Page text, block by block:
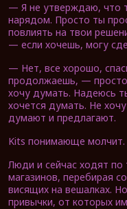
— Я не утверждаю, что
нарядом. Просто ты
повлиять на твои
— если хочешь, могу
— Нет, все хорошо,
продолжаешь, — просто
хочу думать. Надеюсь
хочется думать. Не
думают и предлагают.
Kits понимающе
Люди и сейчас ходят
магазинов, перебирая
висящих на вешалках.
привычки, от которых